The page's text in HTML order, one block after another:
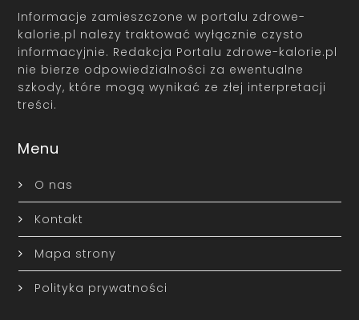
Informacje zamieszczone w portalu zdrowe-
kalorie.pl należy traktować wyłącznie czysto
informacyjnie. Redakcja Portalu zdrowe-kalorie.pl
nie bierze odpowiedzialności za ewentualne
szkody, które mogą wynikać ze złej interpretacji
treści.
Menu
O nas
Kontakt
Mapa strony
Polityka prywatności